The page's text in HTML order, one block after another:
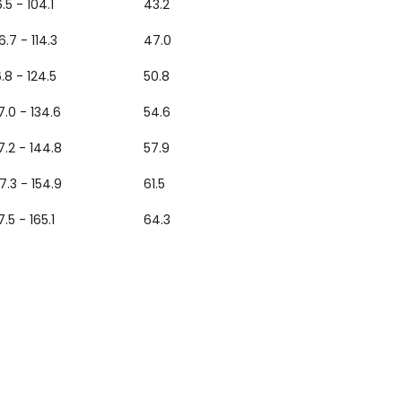
- 104.1
43.2
- 114.3
47.0
- 124.5
50.8
- 134.6
54.6
- 144.8
57.9
- 154.9
61.5
- 165.1
64.3